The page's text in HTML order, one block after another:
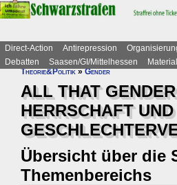
Direct-Action Antirepression
Debatten
Saasen/GI/Mittelhessen
Theorie&Politik»Gender
ALL THAT
HERRSCHAFT UND
Übersicht über die
Themenbereichs